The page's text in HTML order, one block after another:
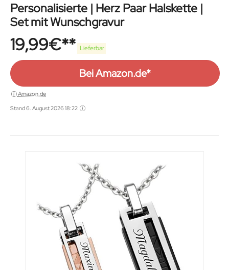
Personalisierte | Herz Paar Halskette |
Set mit Wunschgravur
19,99€ Lieferbar
Bei Amazon.de*
Amazon.de
Stand 6. August 2026 18:22